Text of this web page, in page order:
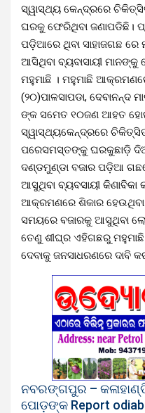
ସ୍ୱାସ୍ଥ୍ୟ କେନ୍ଦ୍ରରେ
ଘରକୁ ଫେରିଥିବା ଜଣାପଡିଛି।
ପଡ଼ିଆରେ ଥିବା ସାହାଜଗଛ ରେ
ଆସିଥିବା ବ୍ୟବାସାୟୀ
ମହୁମାଛି । ମହୁମାଛି
(୨୦)ପାଳସାପଡା, ଦେବାନନ୍ଦ
ଙ୍କ ସମେତ ୧୦ଜଣ ଆହତ
ସ୍ୱାସ୍ଥ୍ୟକେନ୍ଦ୍ରରେ
ପରେସମସ୍ତଙ୍କୁ ଘରକୁଛାଡ଼ି
ଦଣ୍ଡମୁଣ୍ଡା ବଜାର ପଡ଼ିଆ
ଆସୁଥିବା ବ୍ୟବସାୟୀ
ଆକ୍ରମଣରେ ଶିକାର
ସମୟରେ ବଜାରକୁ ଆସୁଥିବା
ତେଣୁ ଶୀଘ୍ର ଏହିଗଛରୁ
ଦେବାକୁ ଜନସାଧରଣରେ ଦାବି
ନବରଙ୍ଗପୁର –
ପୋଡ଼ଙ୍କ Report